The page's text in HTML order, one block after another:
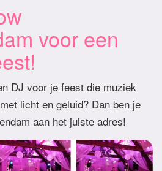
voor een
DJ voor je feest die muziek
licht en geluid? Dan ben je
aan het juiste adres!